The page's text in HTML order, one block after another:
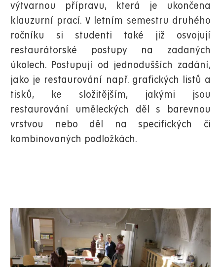
výtvarnou přípravu, která je ukončena
klauzurní prací. V letním semestru druhého
ročníku si studenti také již osvojují
restaurátorské postupy na zadaných
úkolech. Postupují od jednodušších zadání,
jako je restaurování např. grafických listů a
tisků, ke složitějším, jakými jsou
restaurování uměleckých děl s barevnou
vrstvou nebo děl na specifických či
kombinovaných podložkách.